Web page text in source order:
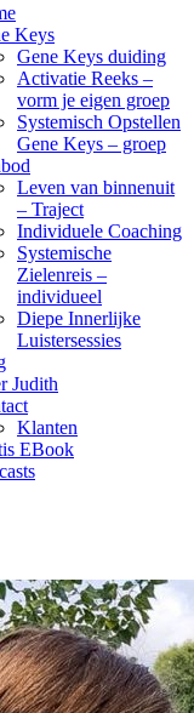
Keys
Gene Keys duiding
Activatie Reeks –
vorm je eigen groep
Systemisch Opstellen
Gene Keys – groep
Leven van binnenuit
– Traject
Individuele Coaching
Systemische
Zielenreis –
individueel
Diepe Innerlijke
Luistersessies
Judith
Klanten
EBook